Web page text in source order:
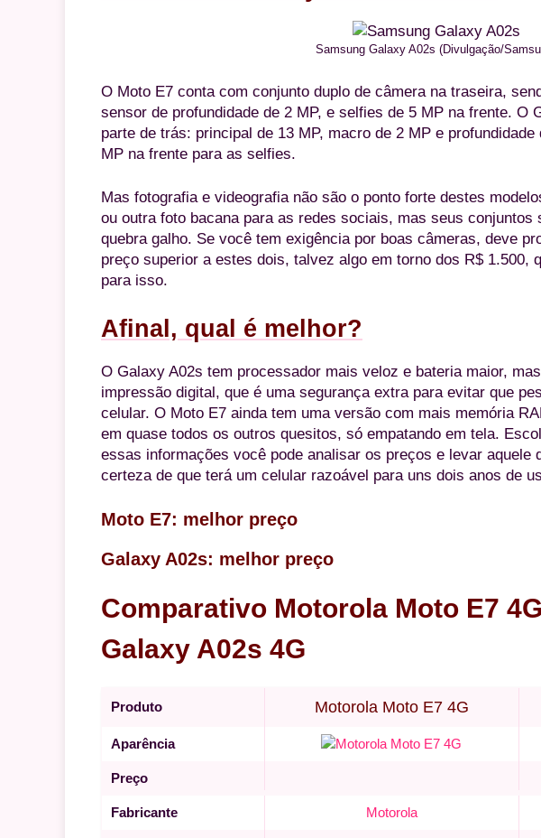
Samsung Galaxy A02s (Divulgação/
O Moto E7 conta com conjunto duplo de câmera na traseira,
sensor de profundidade de 2 MP, e selfies de 5 MP na frente. O
parte de trás: principal de 13 MP, macro de 2 MP e
MP na frente para as selfies.
Mas fotografia e videografia não são o ponto forte destes
ou outra foto bacana para as redes sociais, mas seus
quebra galho. Se você tem exigência por boas câmeras, deve
preço superior a estes dois, talvez algo em torno dos R$ 1.500,
para isso.
Afinal, qual é melhor?
O Galaxy A02s tem processador mais veloz e bateria maior,
impressão digital, que é uma segurança extra para evitar que
celular. O Moto E7 ainda tem uma versão com mais memória
em quase todos os outros quesitos, só empatando em tela.
essas informações você pode analisar os preços e levar aquele
certeza de que terá um celular razoável para uns dois anos de
Moto E7: melhor preço
Galaxy A02s: melhor preço
Comparativo Motorola Moto E7
Galaxy A02s 4G
Produto Motorola Moto E7 4G
Aparência
Preço
Fabricante Motorola